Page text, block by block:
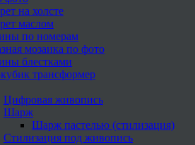
на холсте
маслом
по номерам
мозаика по фото
блестками
трансформер
Цифровая живопись
Шарж
Шарж пастелью (стилизация)
Стилизация под живопись